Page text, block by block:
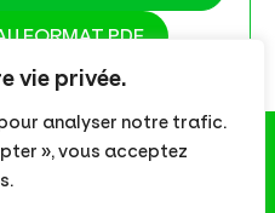
vie privée.
analyser notre trafic.
», vous acceptez
FORMAT PDF
- © 2026